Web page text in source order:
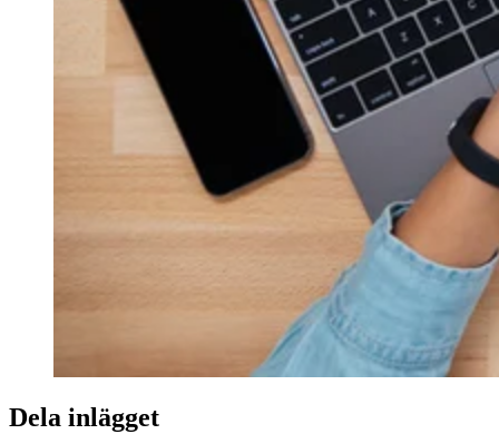
Dela inlägget